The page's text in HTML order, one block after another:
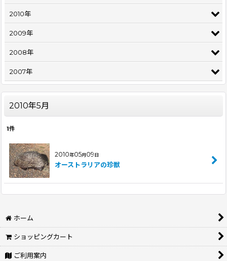
2010年5月
1件
2010年05月09日
オーストラリアの珍獣
2010年
2009年
2008年
2007年
ホーム
ショッピングカート
ご利用案内